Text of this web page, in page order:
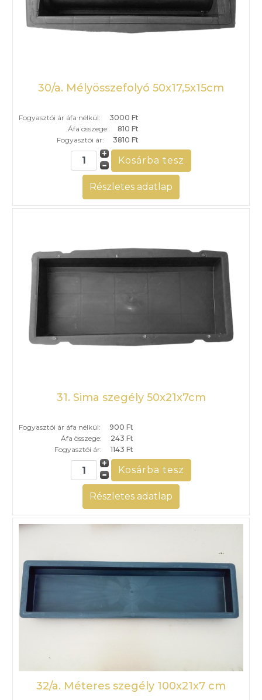
30/a. Mélyösszefolyó 50x17,5x15cm
Fogyasztói ár áfa nélkül:
3000 Ft
Áfa összege:
810 Ft
Fogyasztói ár:
3810 Ft
Részletes adatlap
31. Sima szegély 50x21x7cm
Fogyasztói ár áfa nélkül:
900 Ft
Áfa összege:
243 Ft
Fogyasztói ár:
1143 Ft
Részletes adatlap
32/a. Méteres szegély 100x21x7 cm